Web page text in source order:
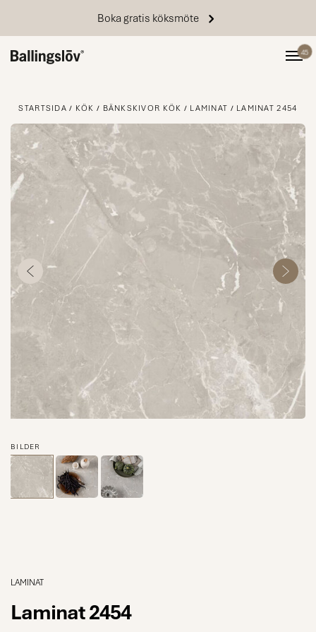
Boka gratis köksmöte
45
STARTSIDA KÖK BÄNKSKIVOR KÖK LAMINAT LAMINAT 2454
BILDER
LAMINAT
Laminat 2454